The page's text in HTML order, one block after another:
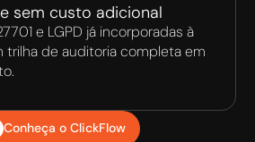
sem custo adicional
e LGPD já incorporadas à
trilha de auditoria completa em
Conheça o ClickFlow